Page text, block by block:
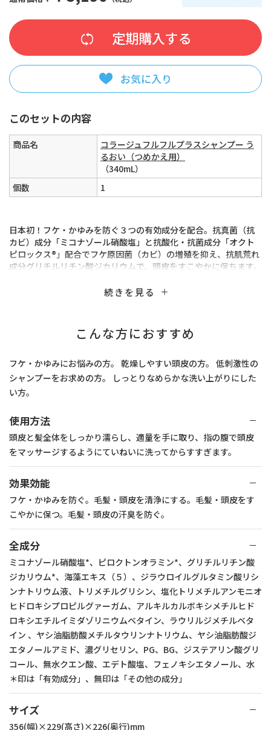
お気に入り
このセットの内容
商品名
コラージュフルフルプラスシャンプー う
るおい（つめかえ用）
（340mL）
個数
1
日本初！フケ・かゆみを防ぐ３つの有効成分を配合。抗真菌（抗
カビ）成分「ミコナゾール硝酸塩」と抗酸化・抗菌成分「オクト
ピロックス®」配合でフケ原因菌（カビ）の増殖を抑え、抗肌荒れ
成分グリチルリチン酸ジカリウムで、頭皮をすこやかに保ちます。
か、うるおい成分浸透型セラミド※配合で、頭皮のバリア機能を
◎うるおいタイプは乾燥しやすい頭皮の方に
＊オクトピロックス®（ピロクトンオラミン）はクラリアント社の
登録商標です。
※ジラウロイルグルタミン酸リシンナトリウム液(角質層まで)
抗真菌（抗カビ）成分：「ミコナゾール硝酸塩」
抗酸化・抗菌成分：「オクトピロックス®」
抗肌荒れ成分：「グリチルリチン酸ジカリウム」
続きを見る
こんな方におすすめ
フケ・かゆみにお悩みの方。 乾燥しやすい頭皮の方。 低刺激性の
シャンプーをお求めの方。 しっとりなめらかな洗い上がりにした
い方。
使用方法
頭皮と髪全体をしっかり濡らし、適量を手に取り、指の腹で頭皮
をマッサージするようにていねいに洗ってからすすぎます。
効果効能
フケ・かゆみを防ぐ。毛髪・頭皮を清浄にする。毛髪・頭皮をす
こやかに保つ。毛髪・頭皮の汗臭を防ぐ。
全成分
ミコナゾール硝酸塩*、ピロクトンオラミン*、グリチルリチン酸
ジカリウム*、海藻エキス（５）、ジラウロイルグルタミン酸リシ
ンナトリウム液、トリメチルグリシン、塩化トリメチルアンモニオ
ヒドロキシプロピルグァーガム、アルキルカルボキシメチルヒド
ロキシエチルイミダゾリニウムベタイン、ラウリルジメチルベタ
イン 、ヤシ油脂肪酸メチルタウリンナトリウム、ヤシ油脂肪酸ジ
エタノールアミド、濃グリセリン、PG、BG、ジステアリン酸グリ
コール、無水クエン酸、エデト酸塩、フェノキシエタノール、水
＊印は「有効成分」、無印は「その他の成分」
サイズ
356(幅)×229(高さ)×226(奥行)mm